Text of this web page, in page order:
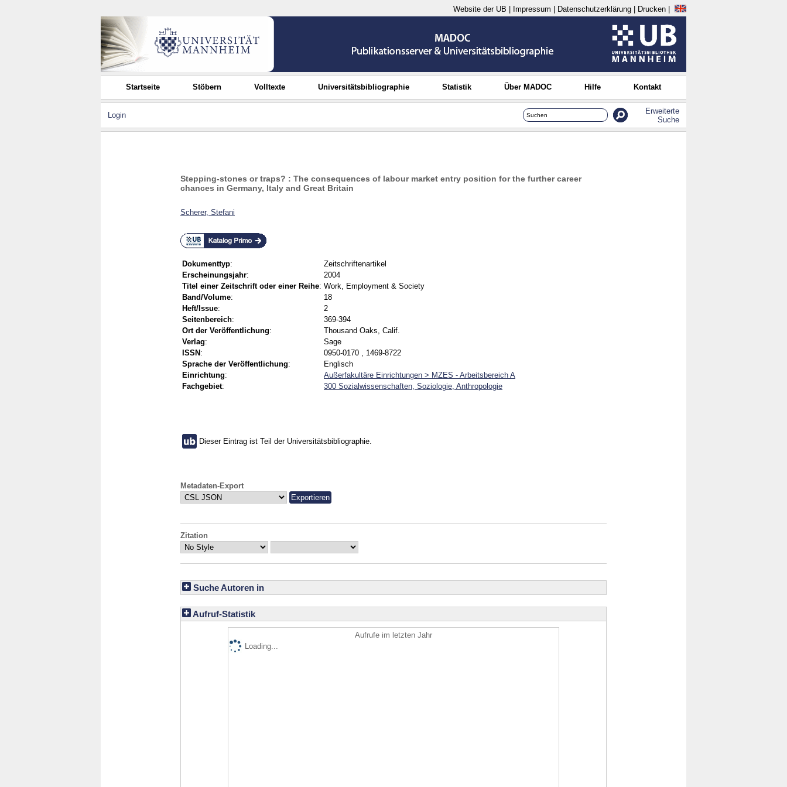
Website der UB Impressum Datenschutzerklärung Drucken
Startseite Stöbern Volltexte Universitätsbibliographie Statistik Über MADOC Hilfe Kontakt
Login
Erweiterte
Suche
Stepping-stones or traps? : The consequences of labour market entry position for the further career
chances in Germany, Italy and Great Britain
Scherer, Stefani
Dokumenttyp:
Zeitschriftenartikel
Erscheinungsjahr:
2004
Titel einer Zeitschrift oder einer Reihe: Work, Employment & Society
Band/Volume:
18
Heft/Issue:
2
Seitenbereich:
369-394
Ort der Veröffentlichung:
Thousand Oaks, Calif.
Verlag:
Sage
ISSN :
0950-0170 , 1469-8722
Sprache der Veröffentlichung:
Englisch
Einrichtung:
Außerfakultäre Einrichtungen > MZES - Arbeitsbereich A
Fachgebiet: 300 Sozialwissenschaften, Soziologie, Anthropologie
Dieser Eintrag ist Teil der Universitätsbibliographie.
Metadaten-Export
Zitation
Suche Autoren in
Aufruf-Statistik
Aufrufe im letzten Jahr
Loading...